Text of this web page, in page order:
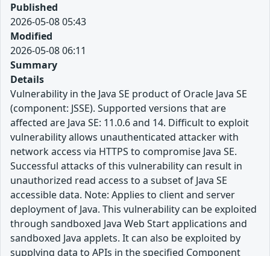
Published
2026-05-08 05:43
Modified
2026-05-08 06:11
Summary
Details
Vulnerability in the Java SE product of Oracle Java SE
(component: JSSE). Supported versions that are
affected are Java SE: 11.0.6 and 14. Difficult to exploit
vulnerability allows unauthenticated attacker with
network access via HTTPS to compromise Java SE.
Successful attacks of this vulnerability can result in
unauthorized read access to a subset of Java SE
accessible data. Note: Applies to client and server
deployment of Java. This vulnerability can be exploited
through sandboxed Java Web Start applications and
sandboxed Java applets. It can also be exploited by
supplying data to APIs in the specified Component